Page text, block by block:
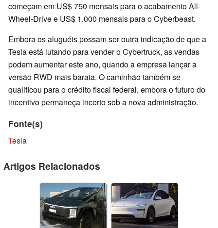
começam em US$ 750 mensais para o acabamento All-
Wheel-Drive e US$ 1.000 mensais para o Cyberbeast.
Embora os aluguéis possam ser outra indicação de que a
Tesla está lutando para vender o Cybertruck, as vendas
podem aumentar este ano, quando a empresa lançar a
versão RWD mais barata. O caminhão também se
qualificou para o crédito fiscal federal, embora o futuro do
incentivo permaneça incerto sob a nova administração.
Fonte(s)
Tesla
Artigos Relacionados